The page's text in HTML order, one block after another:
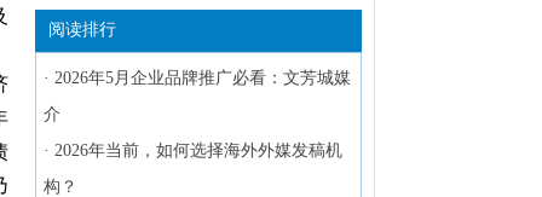
阅读排行
· 2026年5月企业品牌推广必看：文芳城媒
介
· 2026年当前，如何选择海外外媒发稿机
构？